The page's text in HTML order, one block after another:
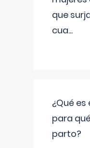
que
cua...
¿Qué
para
parto?